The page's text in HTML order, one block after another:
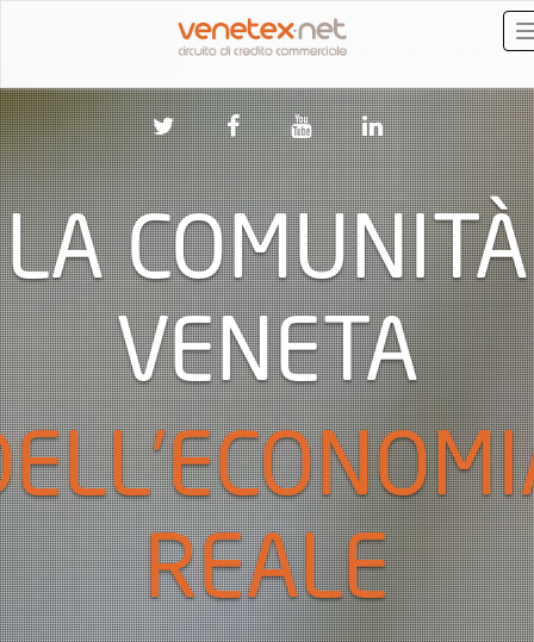
LA COMUNITÀ
VENETA
REALE